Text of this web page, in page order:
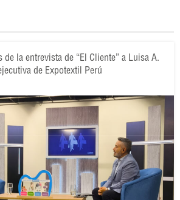
la entrevista de “El Cliente” a Luisa A.
de Expotextil Perú